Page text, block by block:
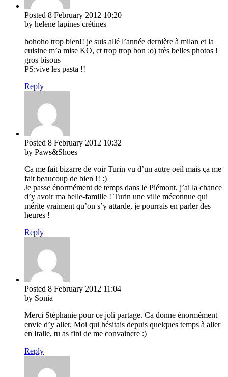
Posted 8 February 2012 10:20
by helene lapines crétines
hohoho trop bien!! je suis allé l’année dernière à milan et la
cuisine m’a mise KO, ct trop trop bon :o) très belles photos !
gros bisous
PS:vive les pasta !!
Reply
Posted 8 February 2012 10:32
by Paws&Shoes
Ca me fait bizarre de voir Turin vu d’un autre oeil mais ça me
fait beaucoup de bien !! :)
Je passe énormément de temps dans le Piémont, j’ai la chance
d’y avoir ma belle-famille ! Turin une ville méconnue qui
mérite vraiment qu’on s’y attarde, je pourrais en parler des
heures !
Reply
Posted 8 February 2012 11:04
by Sonia
Merci Stéphanie pour ce joli partage. Ca donne énormément
envie d’y aller. Moi qui hésitais depuis quelques temps à aller
en Italie, tu as fini de me convaincre :)
Reply